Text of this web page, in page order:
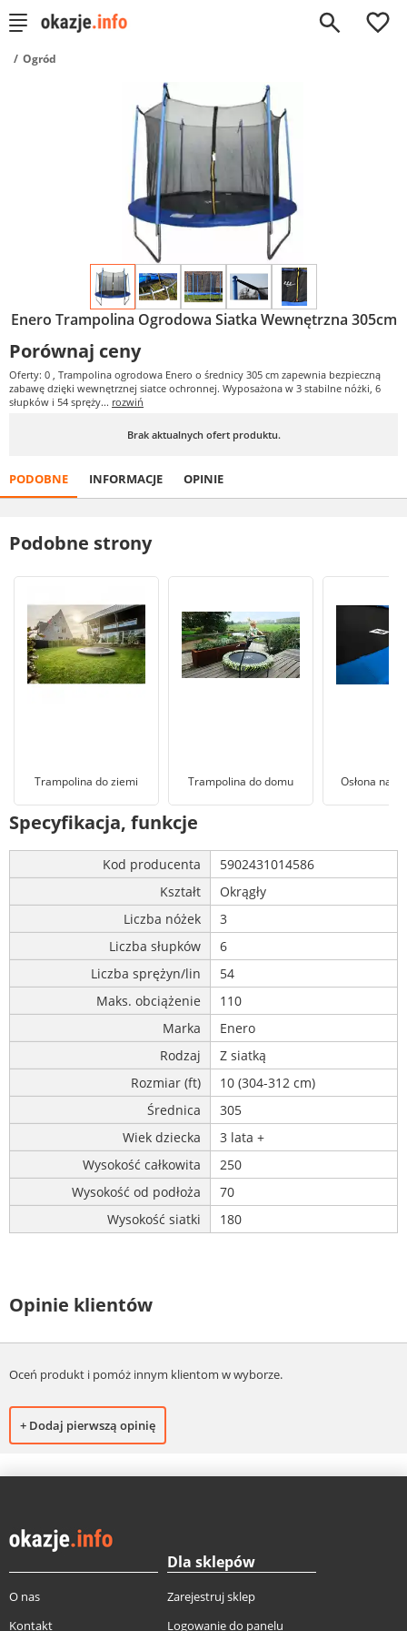
0
Ogród
Enero Trampolina Ogrodowa Siatka Wewnętrzna 305cm
Porównaj ceny
Oferty: 0 , Trampolina ogrodowa Enero o średnicy 305 cm zapewnia bezpieczną
zabawę dzięki wewnętrznej siatce ochronnej. Wyposażona w 3 stabilne nóżki, 6
słupków i 54 spręży... rozwiń
Brak aktualnych ofert produktu.
PODOBNE INFORMACJE OPINIE
Podobne strony
Trampolina do ziemi Trampolina do domu Osłona na
Specyfikacja, funkcje
Kod producenta
5902431014586
Kształt
Okrągły
Liczba nóżek
3
Liczba słupków
6
Liczba sprężyn/lin
54
Maks. obciążenie
110
Marka
Enero
Rodzaj
Z siatką
Rozmiar (ft)
10 (304-312 cm)
Średnica
305
Wiek dziecka
3 lata +
Wysokość całkowita
250
Wysokość od podłoża
70
Wysokość siatki
180
Opinie klientów
Oceń produkt i pomóż innym klientom w wyborze.
+ Dodaj pierwszą opinię
O nas
Kontakt
Dla sklepów
Zarejestruj sklep
Logowanie do panelu